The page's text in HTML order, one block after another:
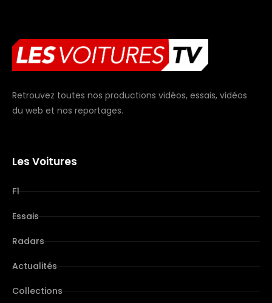
Retrouvez toutes nos productions vidéos, essais, vidéos
du web et nos reportages.
Les Voitures
F1
Essais
Radars
Actualités
Collections